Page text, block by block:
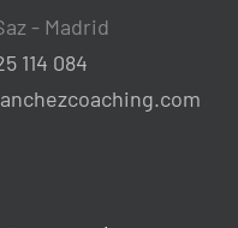
- Madrid
114 084